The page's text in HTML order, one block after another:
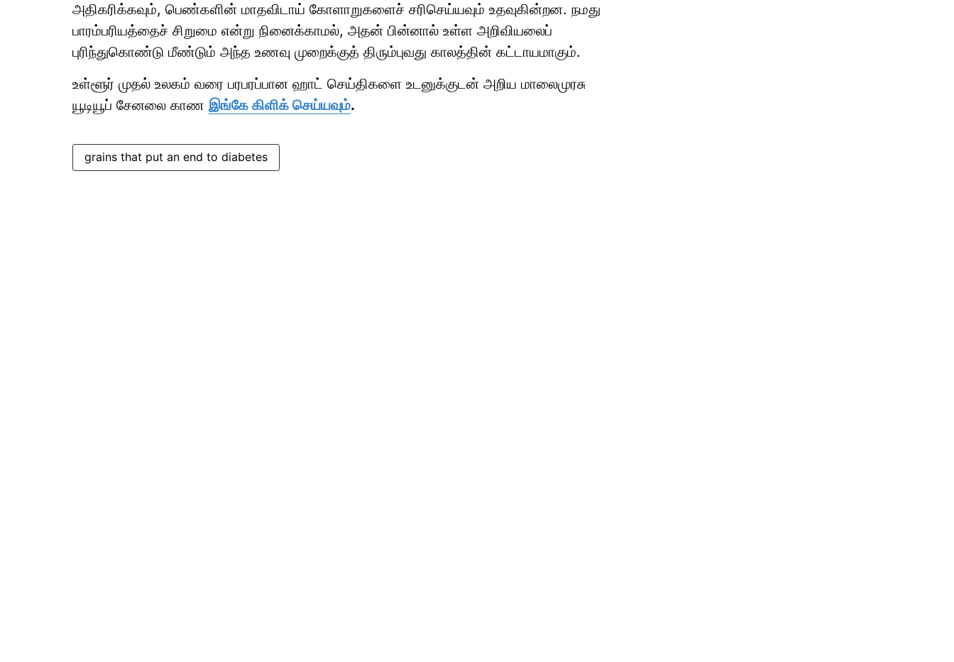
அதிகரிக்கவும், பெண்களின் மாதவிடாய் கோளாறுகளைச் சரிசெய்யவும் உதவுகின்றன. நமது
பாரம்பரியத்தைச் சிறுமை என்று நினைக்காமல், அதன் பின்னால் உள்ள அறிவியலைப்
புரிந்துகொண்டு மீண்டும் அந்த உணவு முறைக்குத் திரும்புவது காலத்தின் கட்டாயமாகும்.
உள்ளூர் முதல் உலகம் வரை பரபரப்பான ஹாட் செய்திகளை உடனுக்குடன் அறிய மாலைமுரசு
யூடியூப் சேனலை காண இங்கே கிளிக் செய்யவும்.
grains that put an end to diabetes